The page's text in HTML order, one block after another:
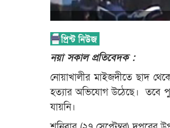
নয়া সকাল প্রতিবেদক :
নোয়াখালীর মাইজদীতে ছাদ
হত্যার অভিযোগ উঠেছে। তবে
যায়নি।